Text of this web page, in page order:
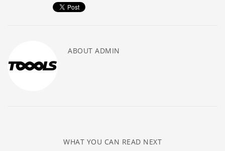
ABOUT ADMIN
WHAT YOU CAN READ NEXT